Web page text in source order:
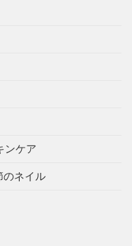
ンケア
のネイル